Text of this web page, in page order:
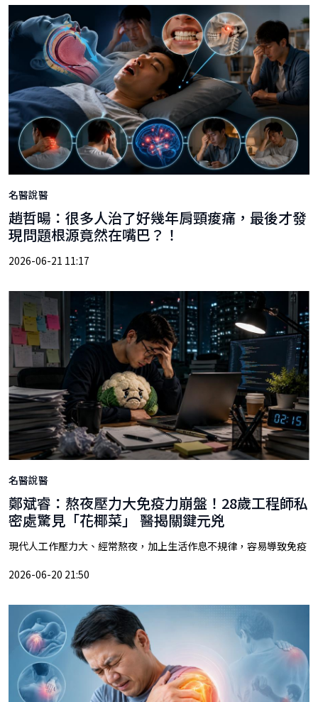
名醫說醫
趙哲暘：很多人治了好幾年肩頸痠痛，最後才發
現問題根源竟然在嘴巴？！
2026-06-21 11:17
名醫說醫
鄭斌睿：熬夜壓力大免疫力崩盤！28歲工程師私
密處驚見「花椰菜」 醫揭關鍵元兇
現代人工作壓力大、經常熬夜，加上生活作息不規律，容易導致免疫
2026-06-20 21:50